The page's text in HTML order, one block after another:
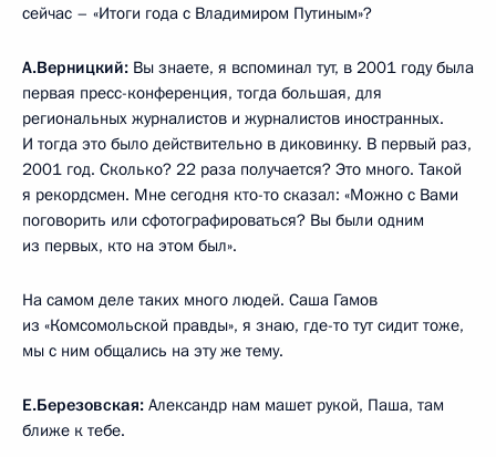
сейчас – «Итоги года с Владимиром Путиным»?
А.Верницкий: Вы знаете, я вспоминал тут, в 2001 году была
первая пресс-конференция, тогда большая, для
региональных журналистов и журналистов иностранных.
И тогда это было действительно в диковинку. В первый раз,
2001 год. Сколько? 22 раза получается? Это много. Такой
я рекордсмен. Мне сегодня кто-то сказал: «Можно с Вами
поговорить или сфотографироваться? Вы были одним
из первых, кто на этом был».
На самом деле таких много людей. Саша Гамов
из «Комсомольской правды», я знаю, где-то тут сидит тоже,
мы с ним общались на эту же тему.
Е.Березовская: Александр нам машет рукой, Паша, там
ближе к тебе.